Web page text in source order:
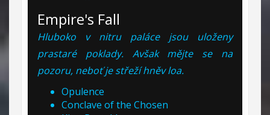
Empire's Fall
Hluboko v nitru paláce jsou uloženy
prastaré poklady. Avšak mějte se na
pozoru, neboť je střeží hněv loa.
Opulence
Conclave of the Chosen